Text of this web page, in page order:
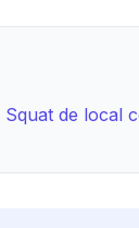
Squat de local